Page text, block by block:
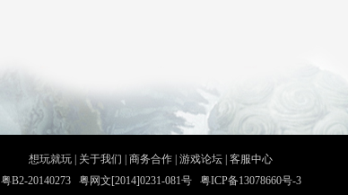
想玩就玩 关于我们 商务合作 游戏论坛 客服中心
粤B2-20140273 粤网文[2014]0231-081号 粤ICP备13078660号-3